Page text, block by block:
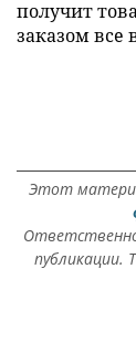
получит
заказом все
Этот
публикации.